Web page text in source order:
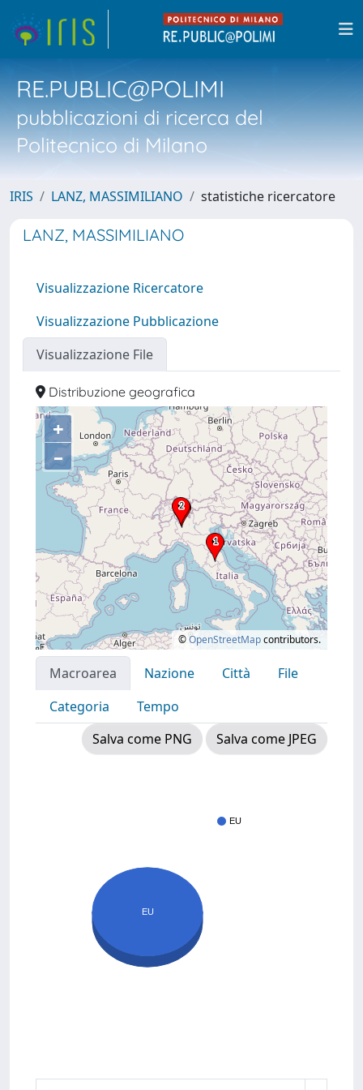
RE.PUBLIC@POLIMI
pubblicazioni di ricerca del
Politecnico di Milano
IRIS LANZ, MASSIMILIANO statistiche ricercatore
LANZ, MASSIMILIANO
Visualizzazione Ricercatore
Visualizzazione Pubblicazione
Visualizzazione File
Distribuzione geografica
+
–
©OpenStreetMapcontributors.
Macroarea Nazione Città
File
Categoria
Tempo
Salva come PNG
Salva come JPEG
EU
EU